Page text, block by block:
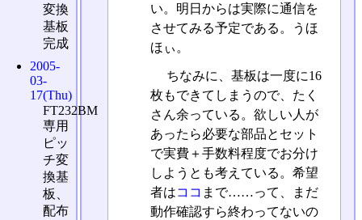
い。明日からは実際に通信を
させてみる予定である。うほ
ほぃ。
ちなみに、基板は一度に16
枚もできてしまうので、たく
さん余っている。欲しい人が
あったら必要な部品とセット
で実費＋手数料程度でお分け
しようとも考えている。希望
者はココ まで……って、まだ
動作確認すら終わってないの
変換
基板
完成
2005-
03-
17(Thu)
FT232BM
専用
ピッ
チ変
換基
板、
配布